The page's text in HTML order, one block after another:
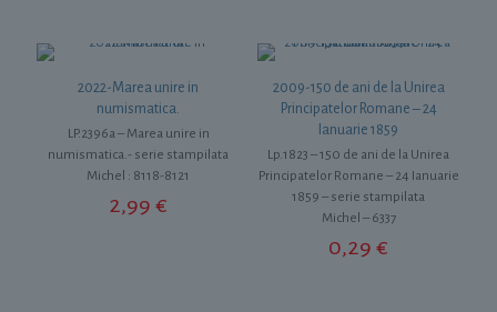
2022-Marea unire in
numismatica.
LP.2396a – Marea unire in
numismatica.- serie stampilata
Michel : 8118-8121
2,99€
2009-150 de ani de la Unirea
Principatelor Romane – 24
Ianuarie 1859
Lp.1823 – 150 de ani de la Unirea
Principatelor Romane – 24 Ianuarie
1859 – serie stampilata
Michel – 6337
0,29€